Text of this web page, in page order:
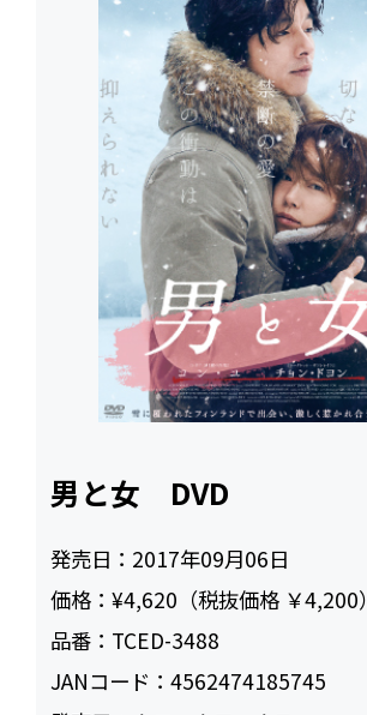
男と女 DVD
発売日： 2017年09月06日
価格：¥4,620（税抜価格 ￥4,200）
品番： TCED-3488
JANコード：4562474185745